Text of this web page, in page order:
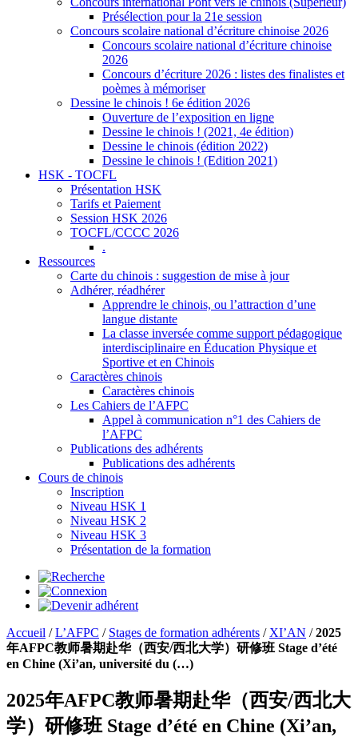
Présélection pour la 21e session
Concours scolaire national d’écriture chinoise 2026
Concours scolaire national d’écriture chinoise
2026
Concours d’écriture 2026 : listes des finalistes et
poèmes à mémoriser
Dessine le chinois ! 6e édition 2026
Ouverture de l’exposition en ligne
Dessine le chinois ! (2021, 4e édition)
Dessine le chinois (édition 2022)
Dessine le chinois ! (Edition 2021)
HSK - TOCFL
Présentation HSK
Tarifs et Paiement
Session HSK 2026
TOCFL/CCCC 2026
.
Ressources
Carte du chinois : suggestion de mise à jour
Adhérer, réadhérer
Apprendre le chinois, ou l’attraction d’une
langue distante
La classe inversée comme support pédagogique
interdisciplinaire en Éducation Physique et
Sportive et en Chinois
Caractères chinois
Caractères chinois
Les Cahiers de l’AFPC
Appel à communication n°1 des Cahiers de
l’AFPC
Publications des adhérents
Publications des adhérents
Cours de chinois
Inscription
Niveau HSK 1
Niveau HSK 2
Niveau HSK 3
Présentation de la formation
Accueil /L’AFPC / Stages de formation adhérents / XI’AN /2025
年AFPC教师暑期赴华（西安/西北大学）研修班 Stage d’été
en Chine (Xi’an, université du (…)
2025年AFPC教师暑期赴华（西安/西北大
学）研修班 Stage d’été en Chine (Xi’an,